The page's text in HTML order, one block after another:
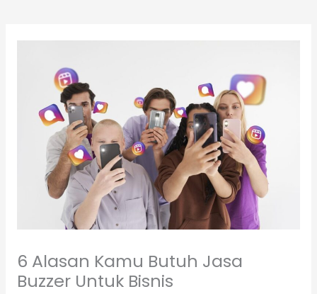
6 Alasan Kamu Butuh Jasa
Buzzer Untuk Bisnis